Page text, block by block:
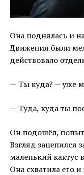
Она поднялась и
Движения были
действовало
— Ты куда? — уже
— Туда, куда ты
Он подошёл,
Взгляд зацепился
маленький кактус
Она схватила его